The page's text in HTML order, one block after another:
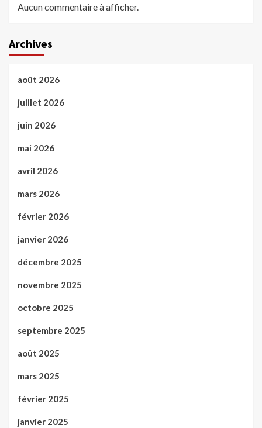
Aucun commentaire à afficher.
Archives
août 2026
juillet 2026
juin 2026
mai 2026
avril 2026
mars 2026
février 2026
janvier 2026
décembre 2025
novembre 2025
octobre 2025
septembre 2025
août 2025
mars 2025
février 2025
janvier 2025